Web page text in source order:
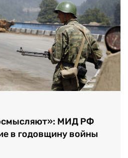
МИД РФ
в годовщину войны